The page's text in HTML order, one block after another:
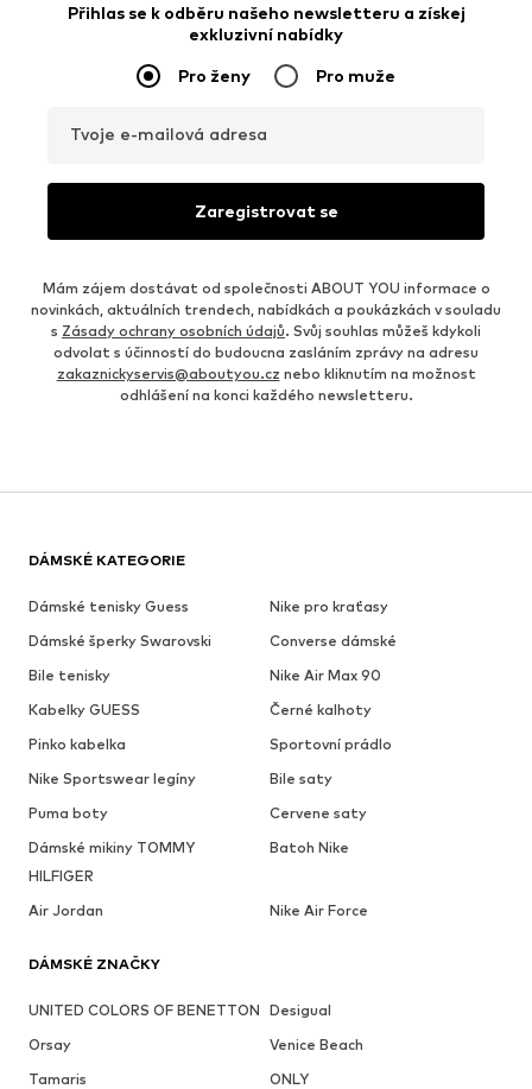
Přihlas se k odběru našeho newsletteru a získej
exkluzivní nabídky
Pro ženy Pro muže
Tvoje e-mailová adresa
Zaregistrovat se
Mám zájem dostávat od společnosti ABOUT YOU informace o
novinkách, aktuálních trendech, nabídkách a poukázkách v souladu
s Zásady ochrany osobních údajů. Svůj souhlas můžeš kdykoli
odvolat s účinností do budoucna zasláním zprávy na adresu
zakaznickyservis@aboutyou.cz nebo kliknutím na možnost
odhlášení na konci každého newsletteru.
DÁMSKÉ KATEGORIE
Dámské tenisky Guess
Nike pro kraťasy
Dámské šperky Swarovski
Converse dámské
Bile tenisky
Nike Air Max 90
Kabelky GUESS
Černé kalhoty
Pinko kabelka
Sportovní prádlo
Nike Sportswear legíny
Bile saty
Puma boty
Cervene saty
Dámské mikiny TOMMY
HILFIGER
Batoh Nike
Air Jordan Nike Air Force
DÁMSKÉ ZNAČKY
UNITED COLORS OF BENETTON Desigual
Orsay
Venice Beach
Tamaris
ONLY